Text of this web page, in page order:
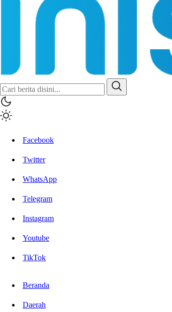
Inisiatif.co
Stay Connected Stay Informed
Facebook
Twitter
WhatsApp
Telegram
Instagram
Youtube
TikTok
Beranda
Daerah